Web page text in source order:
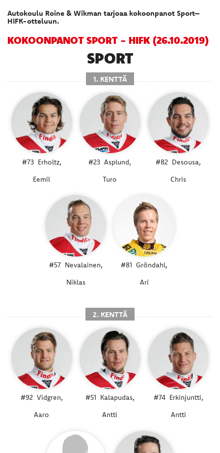
Autokoulu Roine & Wikman tarjoaa kokoonpanot Sport–
HIFK-otteluun.
KOKOONPANOT SPORT - HIFK (26.10.2019)
SPORT
1. KENTTÄ
#73 Erholtz,
Eemil
#23 Asplund,
Turo
#82 Desousa,
Chris
#57 Nevalainen,
Niklas
#81 Gröndahl,
Ari
2. KENTTÄ
#92 Vidgren,
Aaro
#51 Kalapudas,
Antti
#74 Erkinjuntti,
Antti